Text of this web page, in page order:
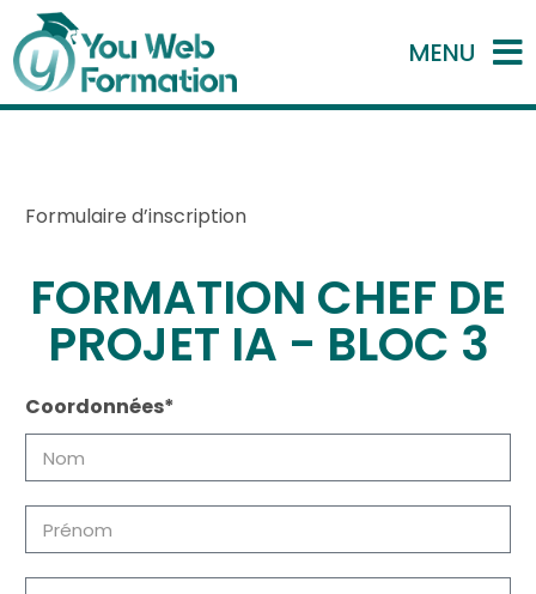
MENU
Formulaire d’inscription
FORMATION CHEF DE
PROJET IA - BLOC 3
Coordonnées*